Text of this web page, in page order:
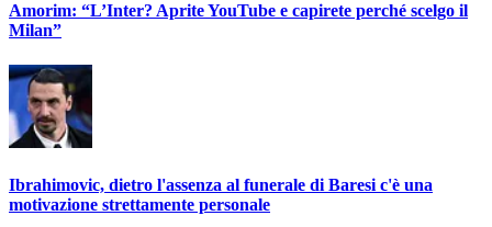
Amorim: “L’Inter? Aprite YouTube e capirete perché scelgo il
Milan”
Ibrahimovic, dietro l'assenza al funerale di Baresi c'è una
motivazione strettamente personale